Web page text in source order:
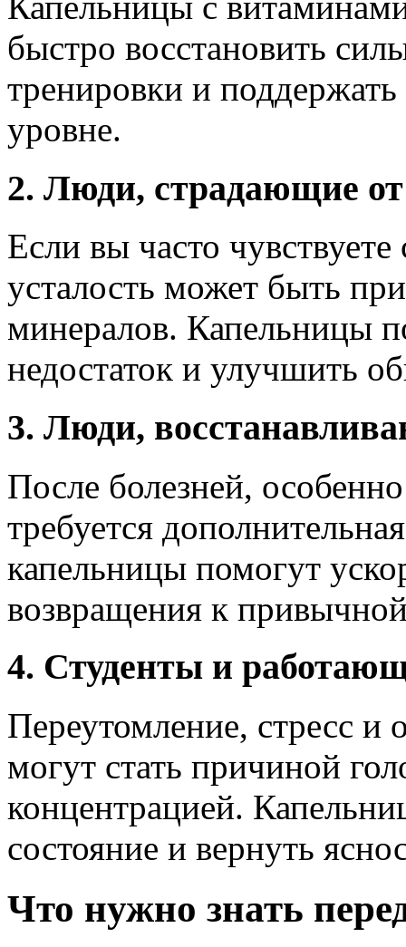
быстро восстановить
тренировки и
уровне.
2. Люди, страдающие от
Если вы часто
усталость может быть
минералов. Капельницы
недостаток и улучшить
3. Люди,
После болезней,
требуется
капельницы помогут
возвращения к
4. Студенты и
Переутомление, стресс и
могут стать причиной
концентрацией.
состояние и вернуть
Что нужно знать